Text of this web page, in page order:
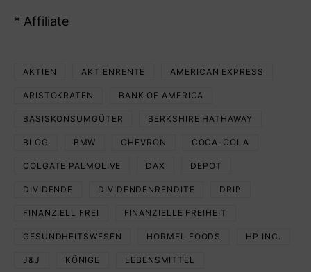
* Affiliate
AKTIEN AKTIENRENTE AMERICAN EXPRESS
ARISTOKRATEN BANK OF AMERICA
BASISKONSUMGÜTER BERKSHIRE HATHAWAY
BLOG BMW CHEVRON COCA-COLA
COLGATE PALMOLIVE DAX DEPOT
DIVIDENDE DIVIDENDENRENDITE DRIP
FINANZIELL FREI FINANZIELLE FREIHEIT
GESUNDHEITSWESEN HORMEL FOODS HP INC.
J&J KÖNIGE LEBENSMITTEL